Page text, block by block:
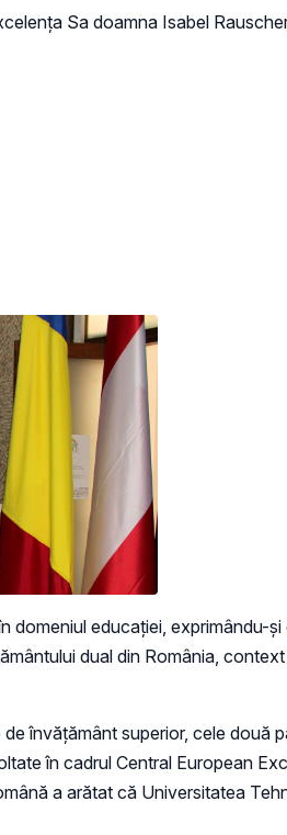
Sa doamna Isabel
domeniul educației, exprimându-
dual din România,
învățământ superior, cele două
în cadrul Central European
a arătat că Universitatea